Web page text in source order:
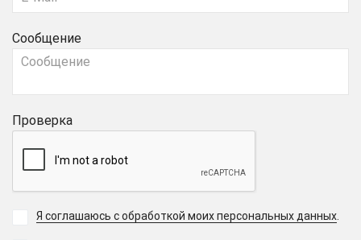
Сообщение
Проверка
Я соглашаюсь с обработкой моих персональных данных.